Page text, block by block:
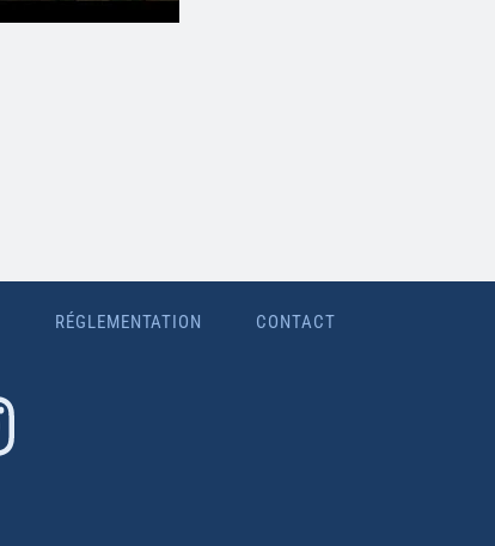
RÉGLEMENTATION CONTACT